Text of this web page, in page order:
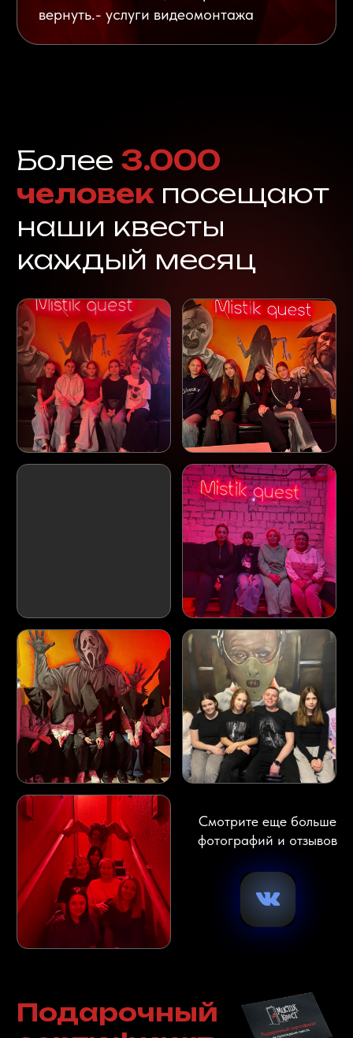
СЕЙЧАС -
ПЛАТИТЕ ПОТОМ!
Мы подключили
сервис оплаты
«Долями»!
Что это значит? - Теперь оплату за услуги
можно разделить на четыре равные части.
25% вы платите сразу, остальные три доли
будут списываться раз в две недели.
Отличное проведите свободное время,
отпразднуйте день рождение или проведите
веселый корпоратив прямо сейчас, а
оплатите потом!
Долями работает без комиссии, кредитного
договора и переплат.